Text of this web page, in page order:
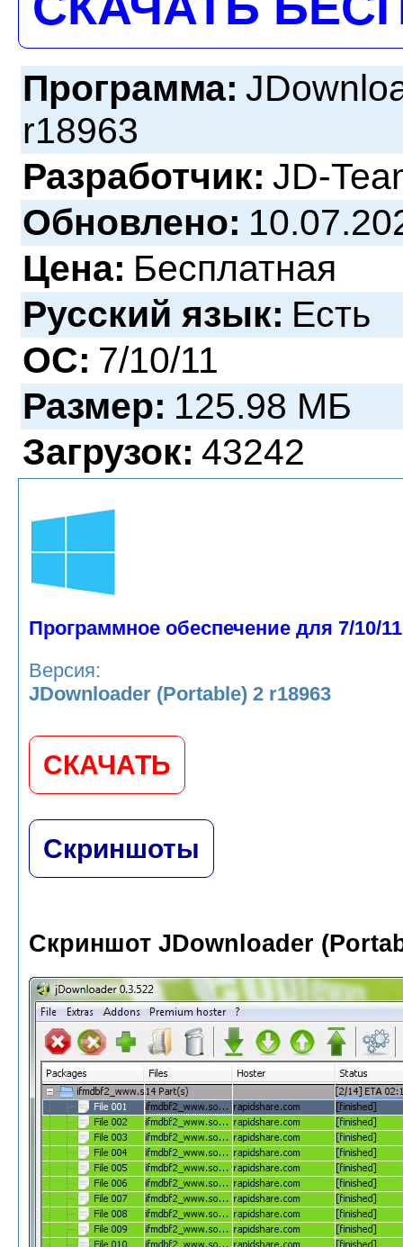
Программа:
r18963
Разработчик: JD-
Обновлено:
Цена: Бесплатная
Русский язык: Есть
ОС: 7/10/11
Размер: 125.98 МБ
Загрузок: 43242
Программное обеспечение для 7/10/11
Версия:
JDownloader (Portable) 2 r18963
СКАЧАТЬ
Скриншоты
Скриншот JDownloader